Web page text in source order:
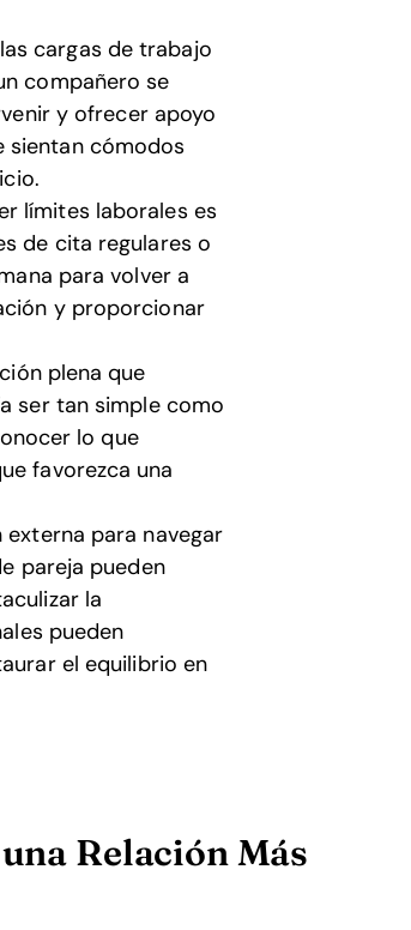
cargas de trabajo
compañero se
y ofrecer apoyo
sientan cómodos
límites laborales es
de cita regulares o
para volver a
y proporcionar
plena que
ser tan simple como
lo que
favorezca una
para navegar
pareja pueden
la
pueden
el equilibrio en
Relación Más